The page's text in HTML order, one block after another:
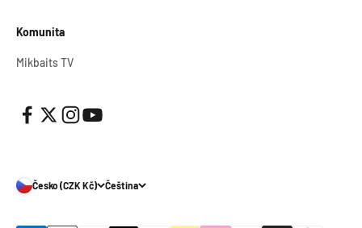
Komunita
Mikbaits TV
Česko (CZK Kč) Čeština